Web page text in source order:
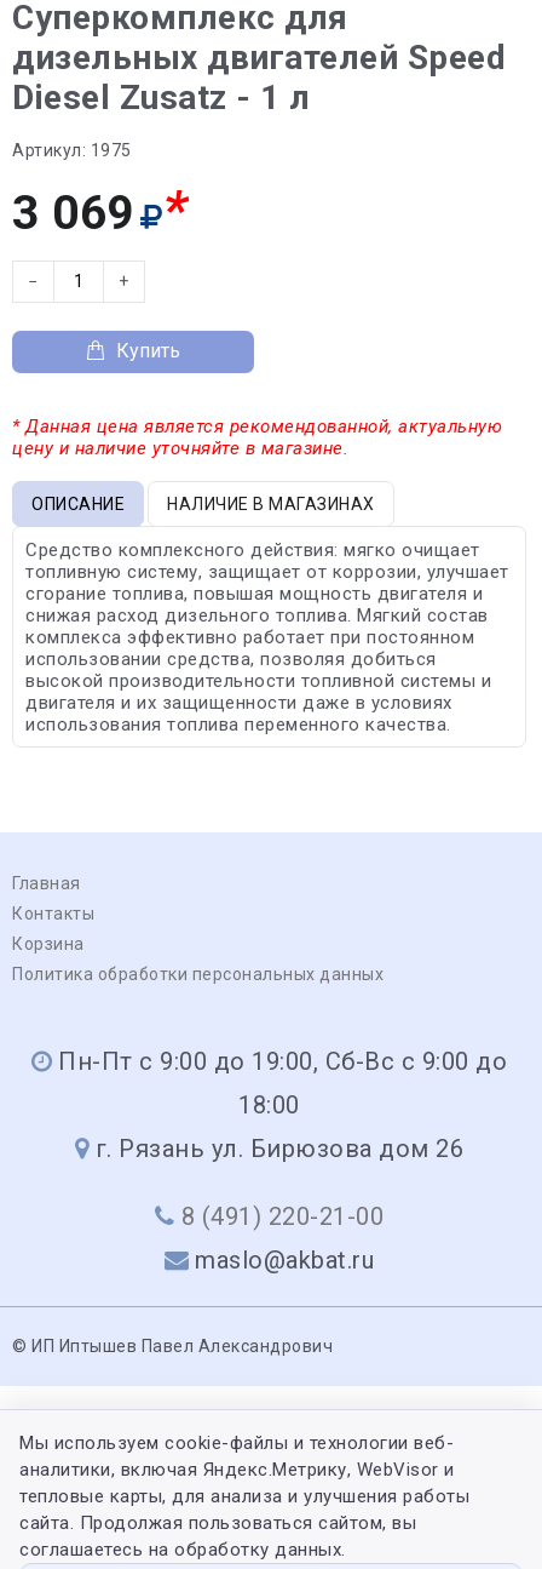
Суперкомплекс для
дизельных двигателей Speed
Diesel Zusatz - 1 л
Артикул: 1975
3 069 *
− +
Купить
* Данная цена является рекомендованной, актуальную
цену и наличие уточняйте в магазине.
ОПИСАНИЕ НАЛИЧИЕ В МАГАЗИНАХ
Средство комплексного действия: мягко очищает
топливную систему, защищает от коррозии, улучшает
сгорание топлива, повышая мощность двигателя и
снижая расход дизельного топлива. Мягкий состав
комплекса эффективно работает при постоянном
использовании средства, позволяя добиться
высокой производительности топливной системы и
двигателя и их защищенности даже в условиях
использования топлива переменного качества.
Главная
Контакты
Корзина
Политика обработки персональных данных
Пн-Пт с 9:00 до 19:00, Сб-Вс с 9:00 до
18:00
г. Рязань ул. Бирюзова дом 26
8 (491) 220-21-00
maslo@akbat.ru
© ИП Иптышев Павел Александрович
Мы используем cookie-файлы и технологии веб-
аналитики, включая Яндекс.Метрику, WebVisor и
тепловые карты, для анализа и улучшения работы
сайта. Продолжая пользоваться сайтом, вы
соглашаетесь на обработку данных.